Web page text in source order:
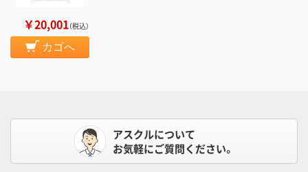
￥20,001（税込）
カゴへ
アスクルについて
お気軽にご質問ください。